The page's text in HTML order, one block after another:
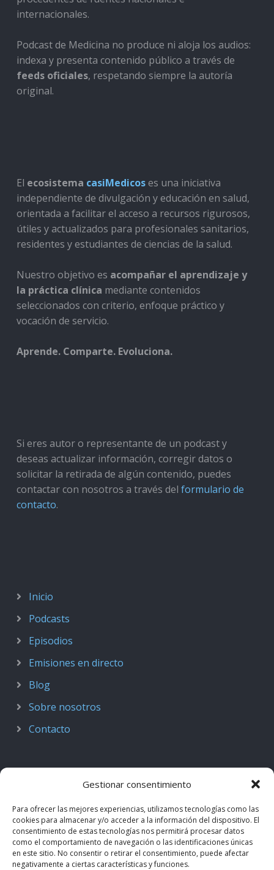
Gestionar consentimiento
Para ofrecer las mejores experiencias, utilizamos tecnologías como las
cookies para almacenar y/o acceder a la información del dispositivo. El
consentimiento de estas tecnologías nos permitirá procesar datos
como el comportamiento de navegación o las identificaciones únicas
en este sitio. No consentir o retirar el consentimiento, puede afectar
negativamente a ciertas características y funciones.
internacionales.
Podcast de Medicina no produce ni aloja los audios:
indexa y presenta contenido público a través de
feeds oficiales, respetando siempre la autoría
original.
El ecosistema casiMedicoses una iniciativa
independiente de divulgación y educación en salud,
orientada a facilitar el acceso a recursos rigurosos,
útiles y actualizados para profesionales sanitarios,
residentes y estudiantes de ciencias de la salud.
Nuestro objetivo es acompañar el aprendizaje y
la práctica clínica mediante contenidos
seleccionados con criterio, enfoque práctico y
vocación de servicio.
Aprende. Comparte. Evoluciona.
Si eres autor o representante de un podcast y
deseas actualizar información, corregir datos o
solicitar la retirada de algún contenido, puedes
contactar con nosotros a través del formulario de
contacto.
Inicio
Podcasts
Episodios
Emisiones en directo
Blog
Sobre nosotros
Contacto